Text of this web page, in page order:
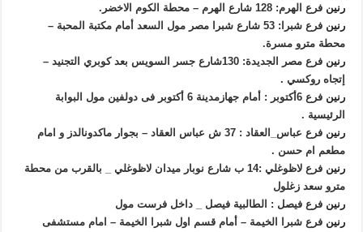
رنينفرع الهرم: 128 شارع الهرم – محطة الكوم الاخضر.
رنين
فرع شبرا: 53 شارع شبرا مصر مول السعد أمام مكتبة المحبة –
محطة مترو مسرة.
رنين
فرع مصر الجديدة: 130شارع جسر السويس بعد كوبري التجنيد –
إتجاه روكسي .
رنين
فرع 6أكتوبر : أمام جهازمدينة 6 أكتوبر فى دولفين مول البوابة
الرئيسية .
رنين
فرع عباس_العقاد : 37 ش عباس العقاد – بجوار ماكدونالدز و امام
مطعم ام حسن .
رنين
فرع لاظوغلي :14 ب شارع نوبار ميدان لاظوغلي _ بالقرب من محطة
مترو سعد زغلول
رنينفرع فيصل : الطالبية فيصل _ داخل فرست مول
رنينفرع شبرا الخيمة – أمام قسم اول شبرا الخيمة – امام مستشفى